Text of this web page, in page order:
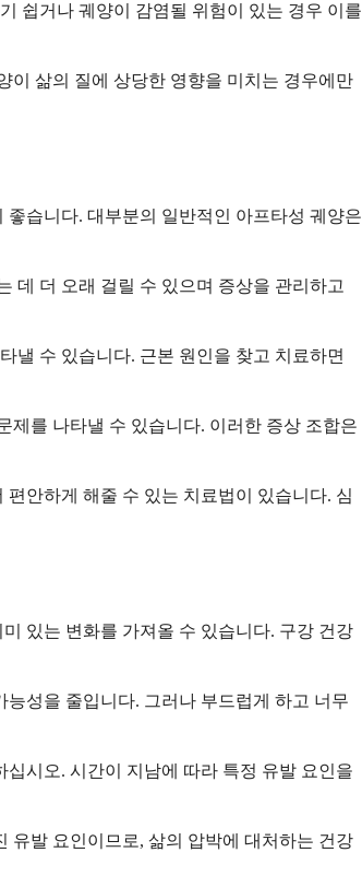
쉽거나 궤양이 감염될 위험이 있는 경우 이를
이 삶의 질에 상당한 영향을 미치는 경우에만
습니다. 대부분의 일반적인 아프타성 궤양은
데 더 오래 걸릴 수 있으며 증상을 관리하고
낼 수 있습니다. 근본 원인을 찾고 치료하면
제를 나타낼 수 있습니다. 이러한 증상 조합은
안하게 해줄 수 있는 치료법이 있습니다. 심
있는 변화를 가져올 수 있습니다. 구강 건강
성을 줄입니다. 그러나 부드럽게 하고 너무
시오. 시간이 지남에 따라 특정 유발 요인을
유발 요인이므로, 삶의 압박에 대처하는 건강